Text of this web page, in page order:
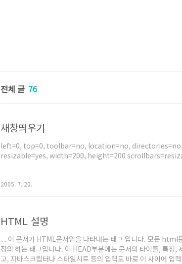
전체 글 76
새창띄우기
left=0, top=0, toolbar=no, location=no,
resizable=yes, width=200, height=200
2005. 7. 20.
HTML 설명
.... 이 문서가 HTML문서임을 나타내는 태그 입니다. 모든 html
정의 하는 태그입니다. 이 HEAD부분에는 문서의 타이틀, 특징
고, 자바스크립터나 스타일시트 등의 입력도 바로 이 사이에 입